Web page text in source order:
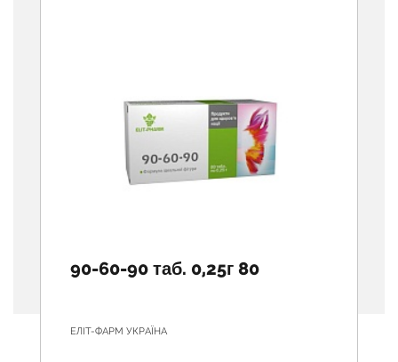
90-60-90 таб. 0,25г 80
ЕЛІТ-ФАРМ УКРАЇНА